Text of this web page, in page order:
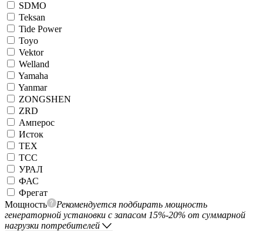
SDMO
Teksan
Tide Power
Toyo
Vektor
Welland
Yamaha
Yanmar
ZONGSHEN
ZRD
Амперос
Исток
ТЕХ
ТСС
УРАЛ
ФАС
Фрегат
Мощность
Рекомендуется подбирать мощность
генераторной установки с запасом 15%-20% от суммарной
нагрузки потребителей